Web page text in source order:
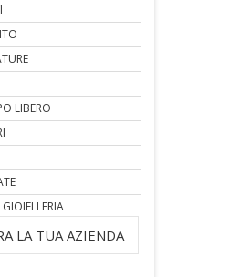
LIBERO
LA TUA AZIENDA